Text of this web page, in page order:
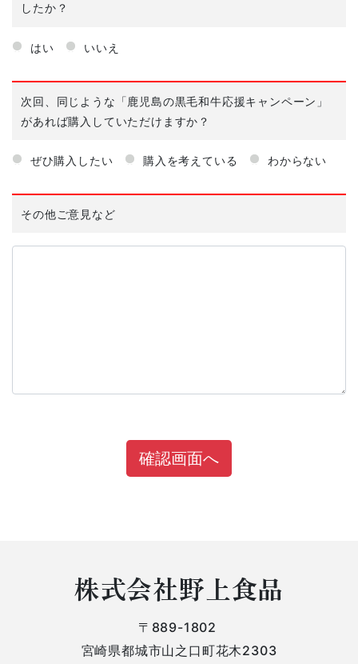
したか？
はい いいえ
次回、同じような 「鹿児島の黒毛和牛応援キャンペーン」
があれば購入していただけますか？
ぜひ購入したい 購入を考えている わからない
その他ご意見など
株式会社野上食品
〒889-1802
宮崎県都城市山之口町花木2303